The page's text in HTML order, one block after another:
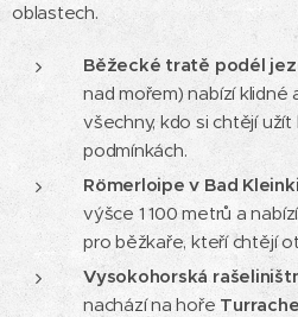
oblastech.
Běžecké tratě podél
nad mořem) nabízí
všechny, kdo si chtějí
podmínkách.
Römerloipe v Bad
výšce 1 100 metrů a
pro běžkaře, kteří chtějí
Vysokohorská
nachází na hoře